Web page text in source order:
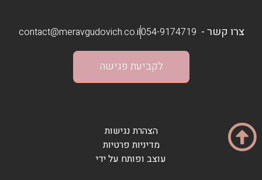
צרו קשר - 054-9174719
contact@meravgudovich.co.il
לקביעת פגישה
הצהרת נגישות
מדיניות פרטיות
עוצב ופותח על ידי